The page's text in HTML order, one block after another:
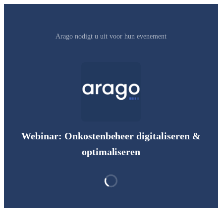
Arago nodigt u uit voor hun evenement
Webinar: Onkostenbeheer digitaliseren &
optimaliseren